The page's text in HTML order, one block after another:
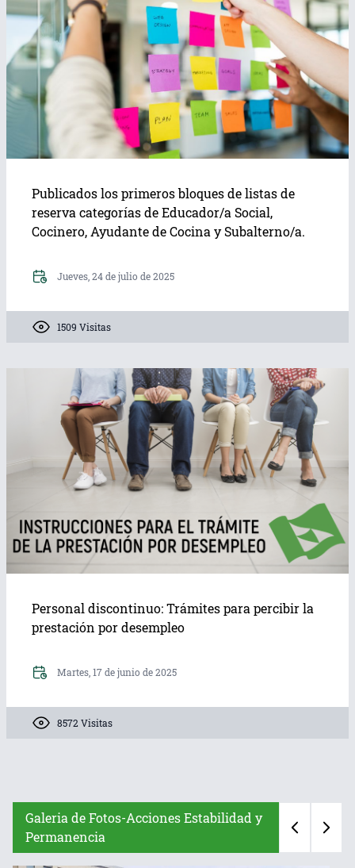
Publicados los primeros bloques de listas de
reserva categorías de Educador/a Social,
Cocinero, Ayudante de Cocina y Subalterno/a.
Jueves, 24 de julio de 2025
1509 Visitas
Personal discontinuo: Trámites para percibir la
prestación por desempleo
Martes, 17 de junio de 2025
8572 Visitas
Galeria de Fotos-Acciones Estabilidad y
Permanencia